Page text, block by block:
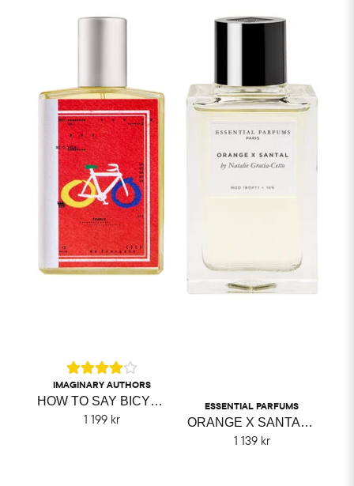
IMAGINARY AUTHORS
HOW TO SAY BICYCLE IN FRENCH IMAGINARY AUTHORS
1 199 kr
ESSENTIAL PARFUMS
ORANGE X SANTAL ESSENTIAL PARFUMS
1 139 kr